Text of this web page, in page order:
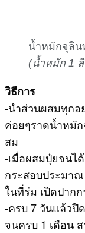
น้ำหมักจุลิน
(น้ำหมัก 1
วิธีการ
-นำส่วนผสมทุกอ
ค่อยๆราดน้ำหมั
สม
-เมื่อผสมปุ๋ยจนไ
กระสอบประมา
ในที่ร่ม เปิดปาก
-ครบ 7 วันแล้วปิ
จนครบ 1 เดือน